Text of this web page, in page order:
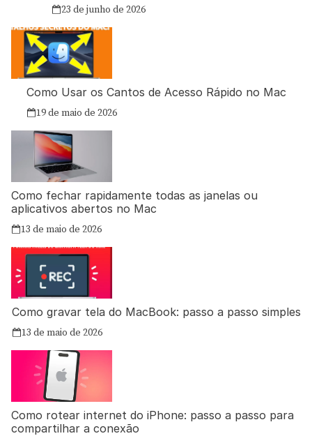
23 de junho de 2026
Como Usar os Cantos de Acesso Rápido no Mac
19 de maio de 2026
Como fechar rapidamente todas as janelas ou
aplicativos abertos no Mac
13 de maio de 2026
Como gravar tela do MacBook: passo a passo simples
13 de maio de 2026
Como rotear internet do iPhone: passo a passo para
compartilhar a conexão